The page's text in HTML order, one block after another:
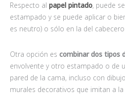
Respecto al papel pintado, puede
estampado y se puede aplicar o
es neutro) o sólo en la del
Otra opción es combinar dos tipos
envolvente y otro estampado o de
pared de la cama, incluso con
murales decorativos que imitan a